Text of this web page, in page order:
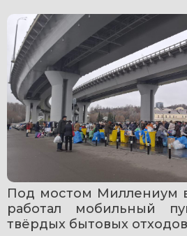
Под мостом Миллениум
работал мобильный
твёрдых бытовых